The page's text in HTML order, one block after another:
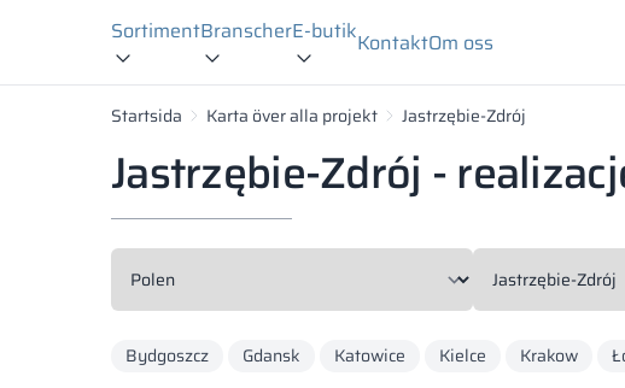
SortimentBranscherE-butikKontaktOm oss
Startsida Karta över alla projekt Jastrzębie-Zdrój
Jastrzębie-Zdrój -
Bydgoszcz Gdansk Katowice Kielce Krakow